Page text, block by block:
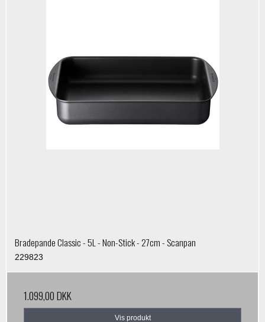
Bradepande Classic - 5L - Non-Stick - 27cm - Scanpan
229823
1.099,00 DKK
Vis produkt